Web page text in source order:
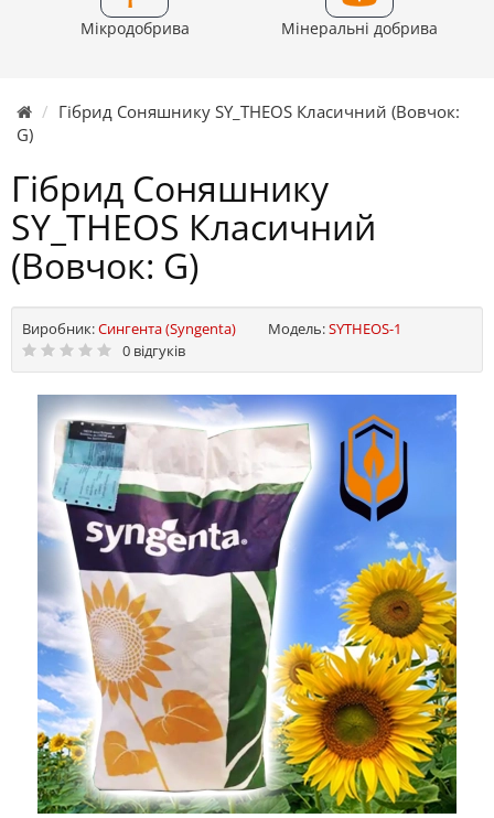
Мікродобрива Мінеральні добрива
Гібрид Соняшнику SY_THEOS Класичний (Вовчок:
G)
Гібрид Соняшнику
SY_THEOS Класичний
(Вовчок: G)
Виробник:Сингента (Syngenta) Модель:SYTHEOS-1
0 відгуків